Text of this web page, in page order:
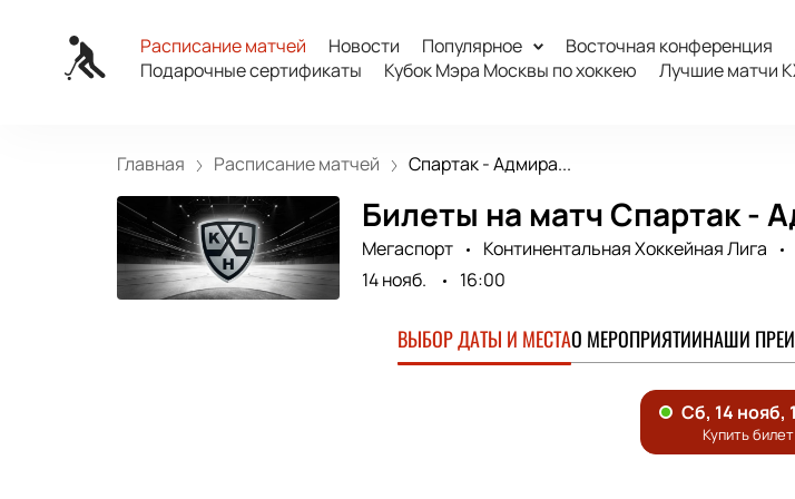
Расписание матчей Новости Популярное Восточная конференция
Подарочные сертификаты
Кубок Мэра Москвы по хоккею Лучшие матчи
Главная Расписание матчей Спартак - Адмира...
Билеты на матч Спартак -
Мегаспорт Континентальная Хоккейная Лига
14 нояб.
16:00
ВЫБОР ДАТЫ И МЕСТАО МЕРОПРИЯТИИНАШИ